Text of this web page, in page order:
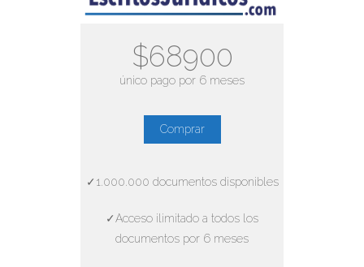
$68900
único pago por 6 meses
Comprar
✓1.000.000 documentos disponibles
✓Acceso ilimitado a todos los
documentos por 6 meses